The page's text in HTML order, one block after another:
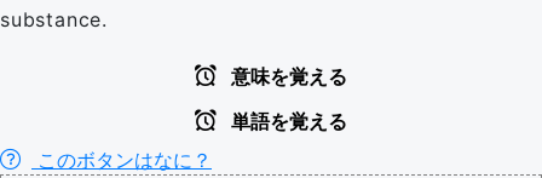
substance.
意味を覚える
単語を覚える
このボタンはなに？